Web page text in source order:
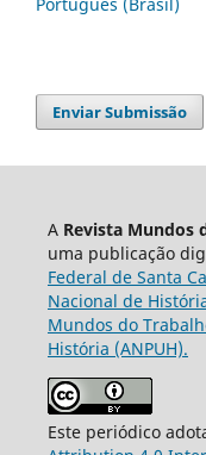
Enviar Submissão
A Revista Mundos
uma publicação
Federal de Santa
Nacional de
Mundos do
História (ANPUH).
Este periódico